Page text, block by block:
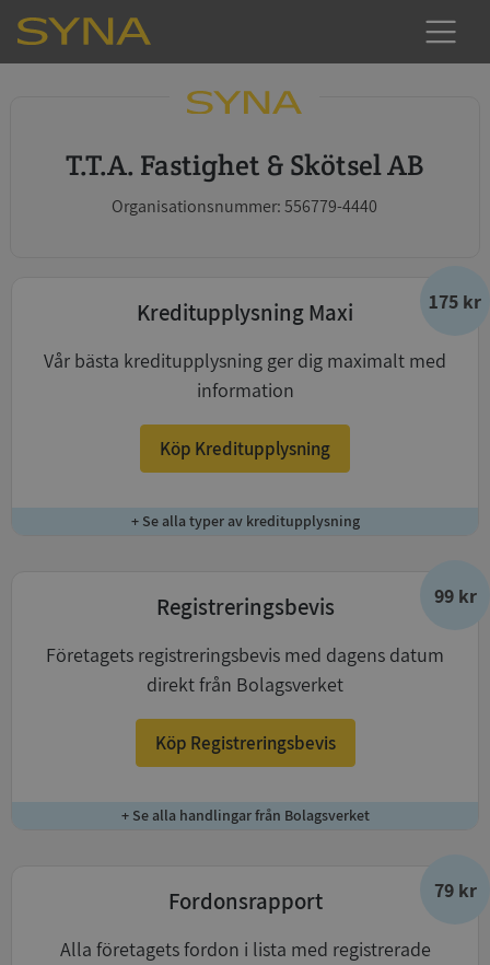
T.T.A. Fastighet & Skötsel AB
Organisationsnummer: 556779-4440
175 kr
Kreditupplysning Maxi
Vår bästa kreditupplysning ger dig maximalt med
information
Köp Kreditupplysning
+ Se alla typer av kreditupplysning
99 kr
Registreringsbevis
Företagets registreringsbevis med dagens datum
direkt från Bolagsverket
Köp Registreringsbevis
+ Se alla handlingar från Bolagsverket
79 kr
Fordonsrapport
Alla företagets fordon i lista med registrerade